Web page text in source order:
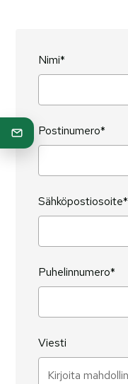
Nimi*
Postinumero*
Sähköpostiosoite*
Puhelinnumero*
Viesti